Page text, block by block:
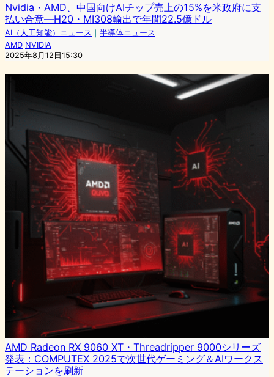
Nvidia・AMD、中国向けAIチップ売上の15%を米政府に支
払い合意—H20・MI308輸出で年間22.5億ドル
AI（人工知能）ニュース ｜ 半導体ニュース
AMD NVIDIA
2025年8月12日15:30
AMD Radeon RX 9060 XT・Threadripper 9000シリーズ
発表：COMPUTEX 2025で次世代ゲーミング＆AIワークス
テーションを刷新